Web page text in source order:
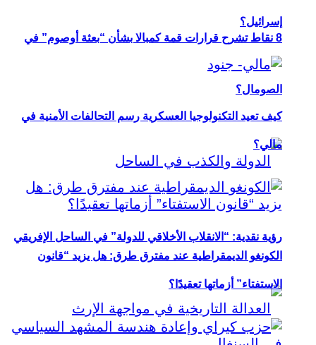
8 نقاط تشرح قرارات قمة كمبالا بشأن “بعثة أوصوم” في
الصومال؟
رؤية نقدية: “الانقلاب الأخلاقي للدولة” في الساحل الإفريقي
إسرائيل؟
كيف تعيد التكنولوجيا العسكرية رسم التحالفات الأمنية في
مالي؟
الكونغو الديمقراطية عند مفترق طرق: هل يزيد “قانون
الاستفتاء” أزماتها تعقيدًا؟